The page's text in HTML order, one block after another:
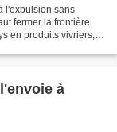
l'expulsion sans
fermer la frontière
en produits vivriers,
à